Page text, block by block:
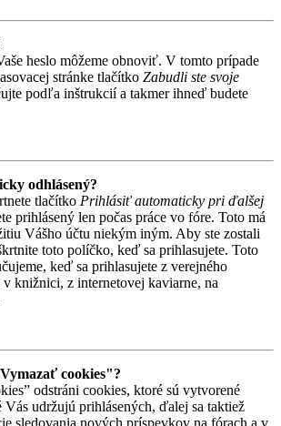
heslo môžeme obnoviť. V tomto prípade
stránke tlačítko Zabudli ste svoje
podľa inštrukcií a takmer ihneď budete
odhlásený?
tlačítko Prihlásiť automaticky pri ďalšej
prihlásený len počas práce vo fóre. Toto má
Vášho účtu niekým iným. Aby ste zostali
toto políčko, keď sa prihlasujete. Toto
keď sa prihlasujete z verejného
v knižnici, z internetovej kaviarne, na
cookies"?
odstráni cookies, ktoré sú vytvorené
udržujú prihlásených, ďalej sa taktiež
sledovania nových príspevkov na fórach a v